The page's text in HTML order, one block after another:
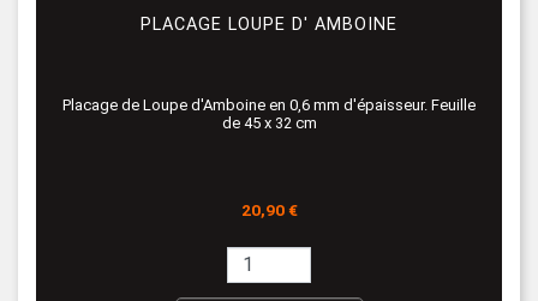
PLACAGE LOUPE D' AMBOINE
Placage de Loupe d'Amboine en 0,6 mm d'épaisseur. Feuille
de 45 x 32 cm
Prix
20,90 €